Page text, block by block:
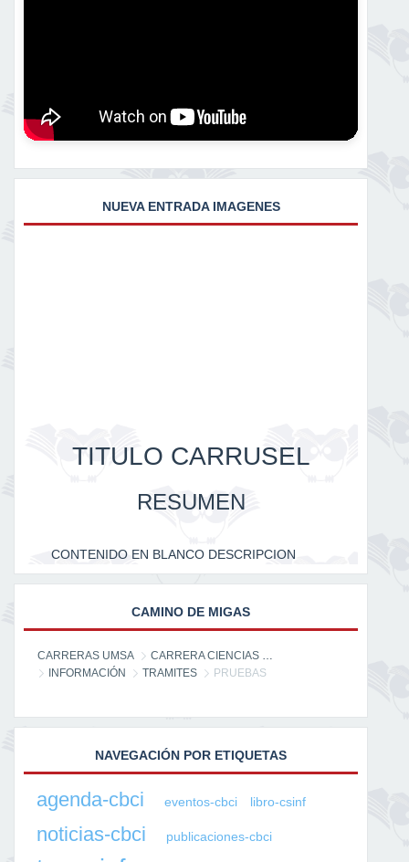
NUEVA ENTRADA IMAGENES
TITULO CARRUSEL
RESUMEN
CONTENIDO EN BLANCO DESCRIPCION
CAMINO DE MIGAS
CARRERAS UMSA
CARRERA CIENCIAS DE LA INFORMACIÓN
INFORMACIÓN
TRAMITES PRUEBAS
NAVEGACIÓN POR ETIQUETAS
agenda-cbci eventos-cbci libro-csinf
noticias-cbci publicaciones-cbci